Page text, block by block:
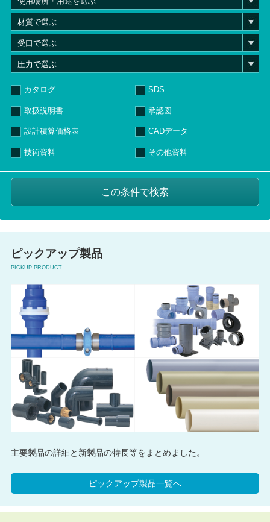
カタログ SDS
取扱説明書 承認図
設計積算価格表 CADデータ
技術資料 その他資料
ピックアップ製品
PICKUP PRODUCT
主要製品の詳細と新製品の特長等をまとめました。
ピックアップ製品一覧へ